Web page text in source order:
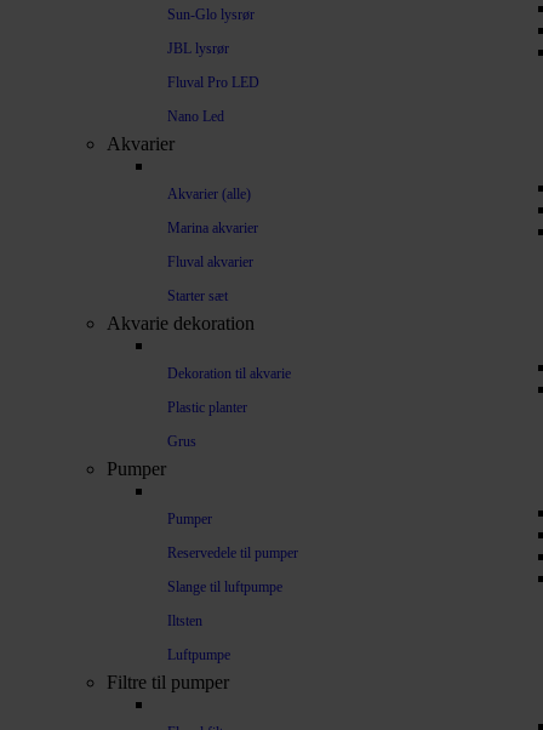
Sun-Glo lysrør
JBL lysrør
Fluval Pro LED
Nano Led
Akvarier
Akvarier (alle)
Marina akvarier
Fluval akvarier
Starter sæt
Akvarie dekoration
Dekoration til akvarie
Plastic planter
Grus
Pumper
Pumper
Reservedele til pumper
Slange til luftpumpe
Iltsten
Luftpumpe
Filtre til pumper